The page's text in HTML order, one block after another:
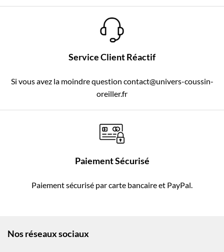
Service Client Réactif
Si vous avez la moindre question contact@univers-coussin-
oreiller.fr
Paiement Sécurisé
Paiement sécurisé par carte bancaire et PayPal.
Nos réseaux sociaux